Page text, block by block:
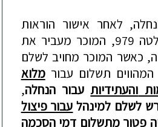
לאחר אישור הוראות
האגף החקלאי להחלטה 979, המוכר מעביר את
כאשר המוכר מחויב לשלם
תשלום עבורמלוא
והעתידיות עבור הנחלה,
לשלם למינהל עבור פיצול
פטור מתשלום דמי הסכמה